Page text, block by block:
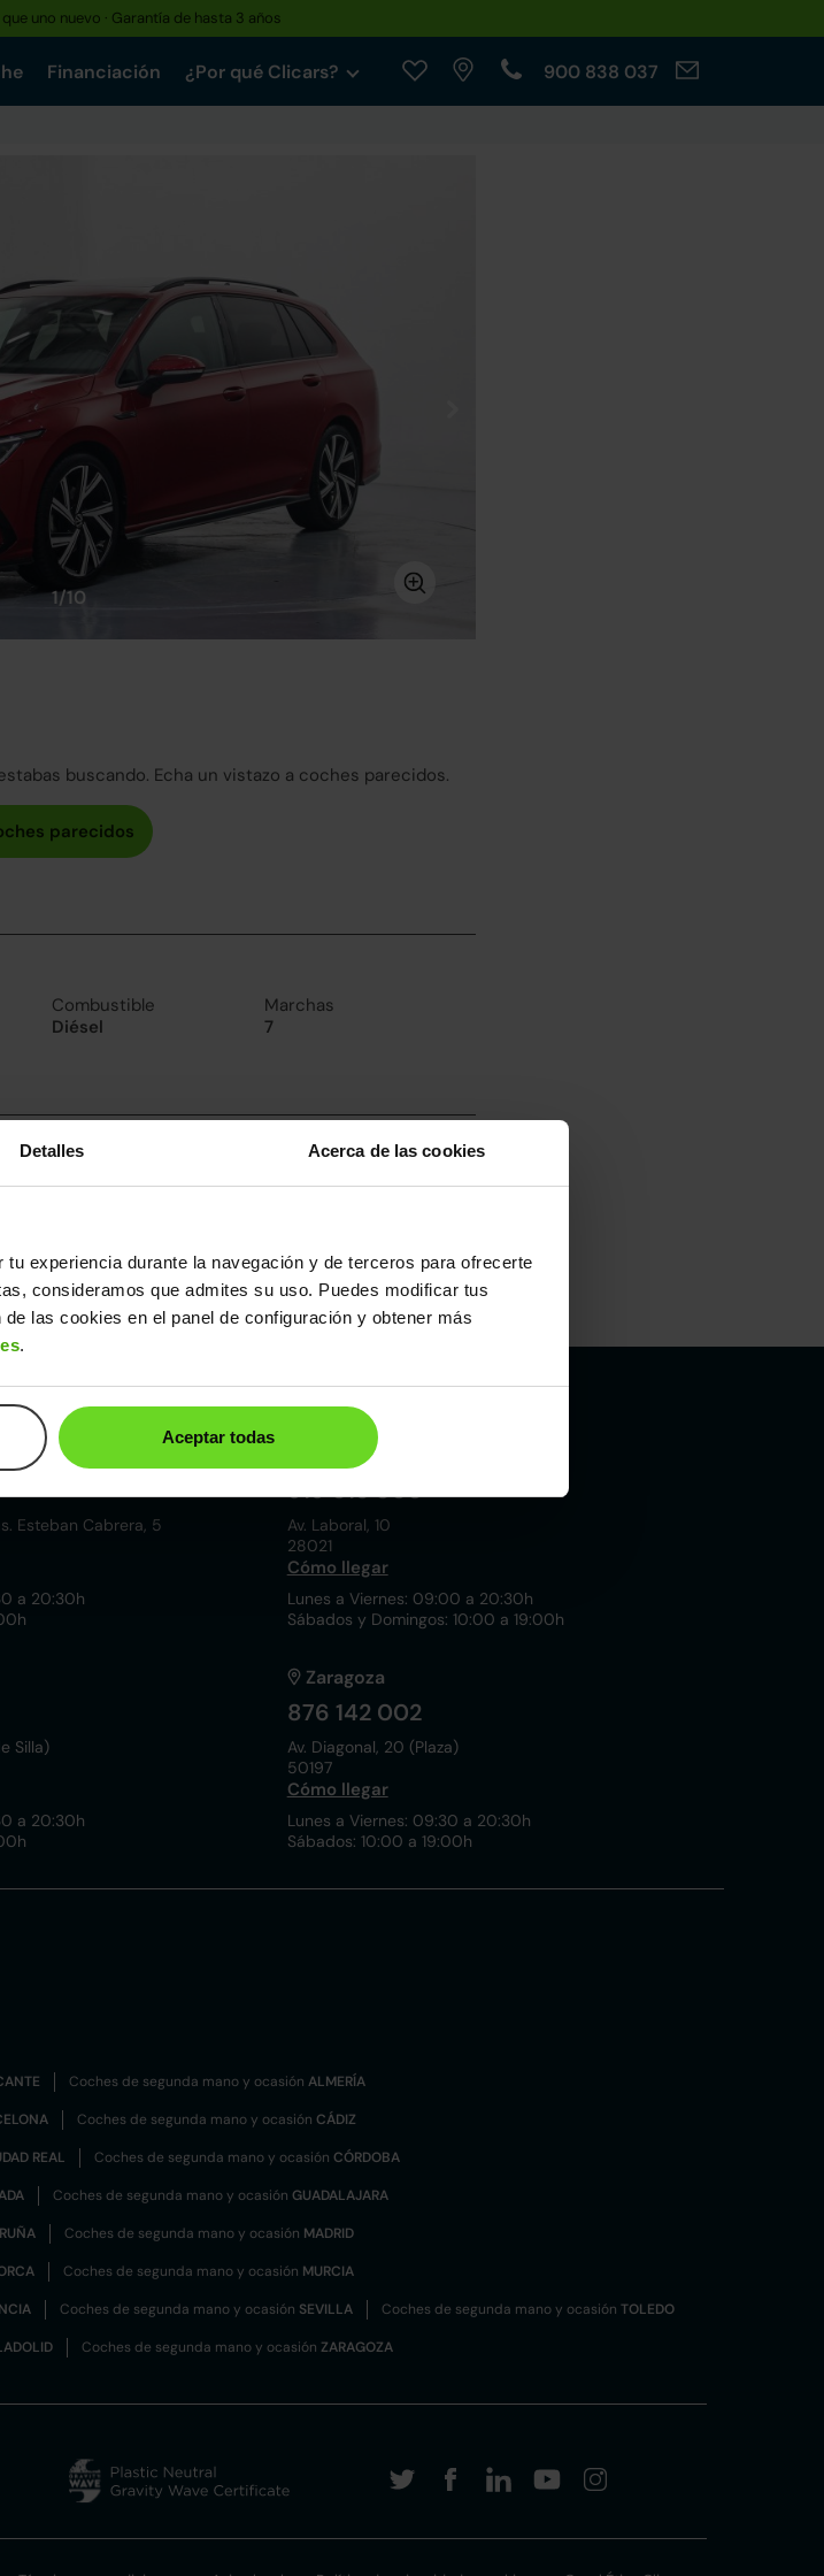
Detalles Acerca de las cookies
experiencia durante la navegación y de terceros para ofrecerte
consideramos que admites su uso. Puedes modificar tus
las cookies en el panel de configuración y obtener más
.
Aceptar todas
uno nuevo · Garantía de hasta 3 años
Financiación ¿Por qué Clicars? 900 838 037
1/10
buscando. Echa un vistazo a coches parecidos.
Combustible
Diésel
Marchas
7
Peso
Depósito
Maletero
Esteban Cabrera, 5
a 20:30h
919 015 000
Av. Laboral, 10
28021
Cómo llegar
Lunes a Viernes: 09:00 a 20:30h
Sábados y Domingos: 10:00 a 19:00h
Silla)
a 20:30h
Zaragoza
876 142 002
Av. Diagonal, 20 (Plaza)
50197
Cómo llegar
Lunes a Viernes: 09:30 a 20:30h
Sábados: 10:00 a 19:00h
Coches de segunda mano y ocasión ALMERÍA
Coches de segunda mano y ocasión CÁDIZ
REAL Coches de segunda mano y ocasión CÓRDOBA
Coches de segunda mano y ocasión GUADALAJARA
Coches de segunda mano y ocasión MADRID
Coches de segunda mano y ocasión MURCIA
Coches de segunda mano y ocasión SEVILLA Coches de segunda mano y ocasión TOLEDO
Coches de segunda mano y ocasión ZARAGOZA